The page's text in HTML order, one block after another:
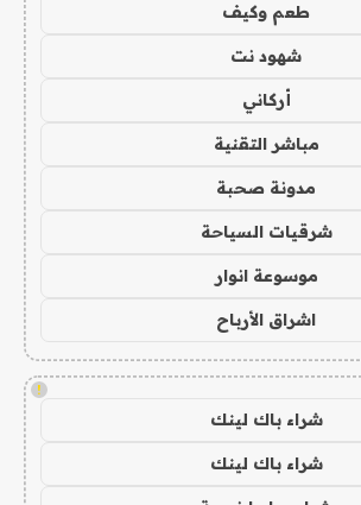
طعم وكيف
شهود نت
أركاني
مباشر التقنية
مدونة صحبة
شرقيات السياحة
موسوعة انوار
اشراق الأرباح
!
شراء باك لينك
شراء باك لينك